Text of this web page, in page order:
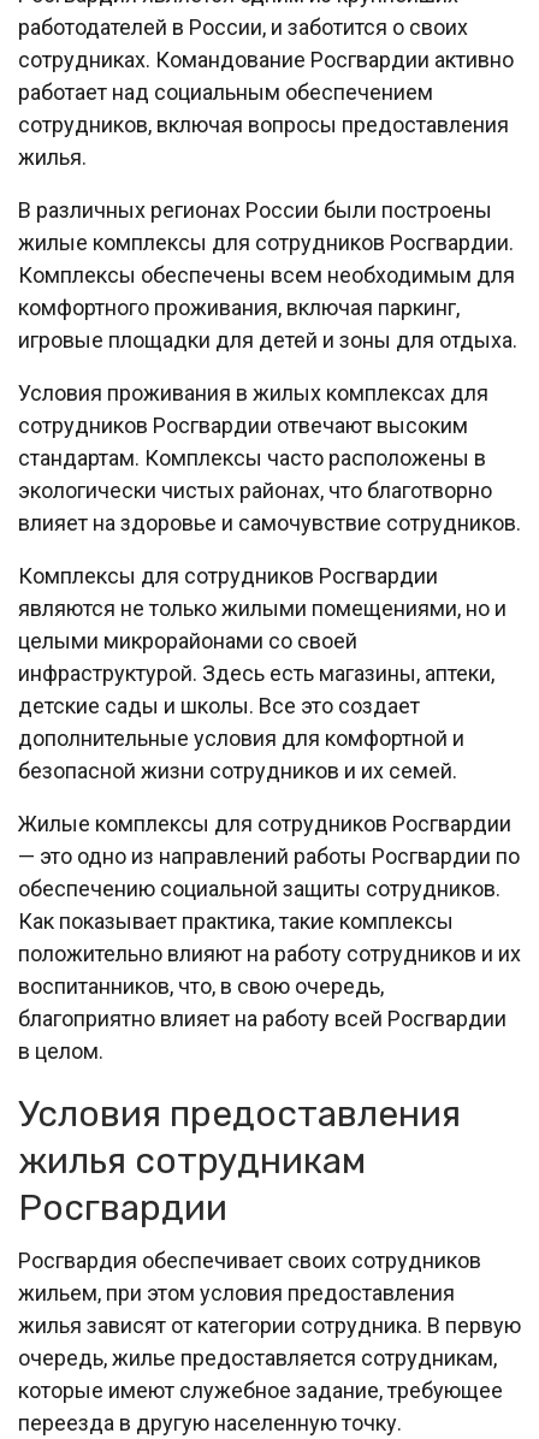
работодателей в России, и заботится о своих
сотрудниках. Командование Росгвардии активно
работает над социальным обеспечением
сотрудников, включая вопросы предоставления
жилья.
В различных регионах России были построены
жилые комплексы для сотрудников Росгвардии.
Комплексы обеспечены всем необходимым для
комфортного проживания, включая паркинг,
игровые площадки для детей и зоны для отдыха.
Условия проживания в жилых комплексах для
сотрудников Росгвардии отвечают высоким
стандартам. Комплексы часто расположены в
экологически чистых районах, что благотворно
влияет на здоровье и самочувствие сотрудников.
Комплексы для сотрудников Росгвардии
являются не только жилыми помещениями, но и
целыми микрорайонами со своей
инфраструктурой. Здесь есть магазины, аптеки,
детские сады и школы. Все это создает
дополнительные условия для комфортной и
безопасной жизни сотрудников и их семей.
Жилые комплексы для сотрудников Росгвардии
— это одно из направлений работы Росгвардии по
обеспечению социальной защиты сотрудников.
Как показывает практика, такие комплексы
положительно влияют на работу сотрудников и их
воспитанников, что, в свою очередь,
благоприятно влияет на работу всей Росгвардии
в целом.
Условия предоставления
жилья сотрудникам
Росгвардии
Росгвардия обеспечивает своих сотрудников
жильем, при этом условия предоставления
жилья зависят от категории сотрудника. В первую
очередь, жилье предоставляется сотрудникам,
которые имеют служебное задание, требующее
переезда в другую населенную точку.